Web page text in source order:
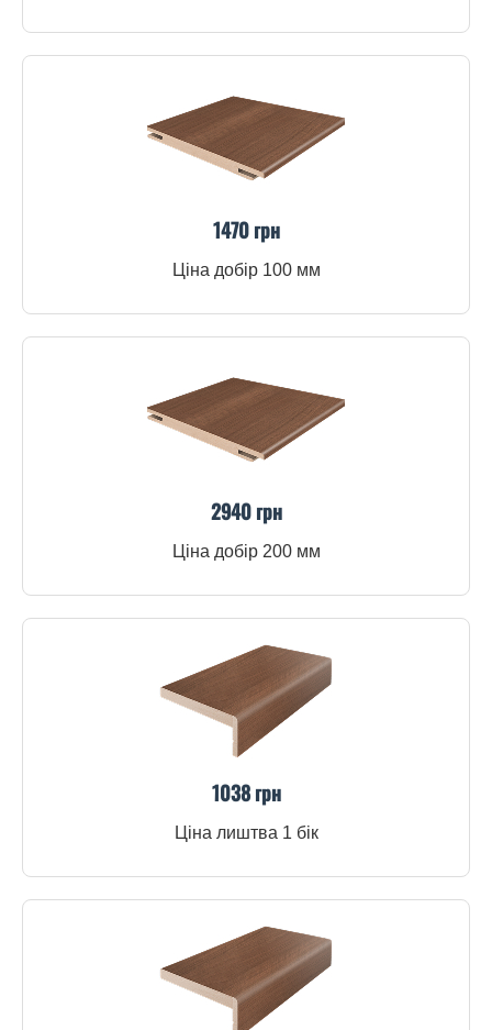
1470 грн
Ціна добір 100 мм
2940 грн
Ціна добір 200 мм
1038 грн
Ціна лиштва 1 бік